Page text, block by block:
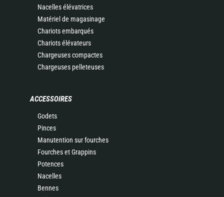
Nacelles élévatrices
Matériel de magasinage
Chariots embarqués
Chariots élévateurs
Chargeuses compactes
Chargeuses pelleteuses
ACCESSOIRES
Godets
Pinces
Manutention sur fourches
Fourches et Grappins
Potences
Nacelles
Bennes